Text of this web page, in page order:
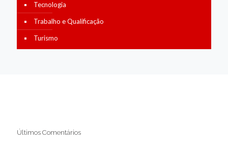
Tecnologia
Trabalho e Qualificação
Turismo
Últimos Comentários